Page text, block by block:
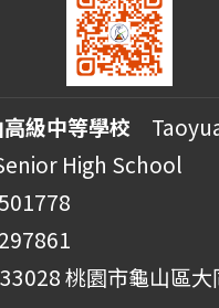
級中等學校
High School
桃園市龜山區大